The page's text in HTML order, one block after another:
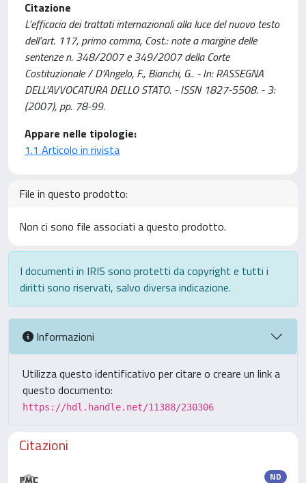
Citazione
L’efficacia dei trattati internazionali alla luce del nuovo testo
dell’art. 117, primo comma, Cost.: note a margine delle
sentenze n. 348/2007 e 349/2007 della Corte
Costituzionale / D'Angelo, F., Bianchi, G.. - In: RASSEGNA
DELL'AVVOCATURA DELLO STATO. - ISSN 1827-5508. - 3:
(2007), pp. 78-99.
Appare nelle tipologie:
1.1 Articolo in rivista
File in questo prodotto:
Non ci sono file associati a questo prodotto.
I documenti in IRIS sono protetti da copyright e tutti i
diritti sono riservati, salvo diversa indicazione.
Informazioni
Utilizza questo identificativo per citare o creare un link a
questo documento:
https://hdl.handle.net/11388/230306
Citazioni
ND